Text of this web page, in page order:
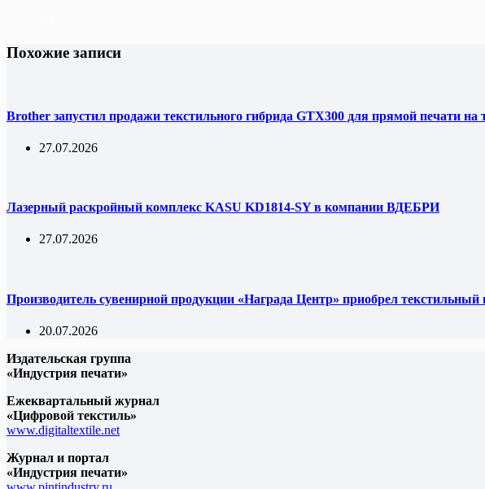
Похожие записи
Brother запустил продажи текстильного гибрида GTX300 для прямой печати на
27.07.2026
Лазерный раскройный комплекс KASU KD1814-SY в компании ВДЕБРИ
27.07.2026
Производитель сувенирной продукции «Награда Центр» приобрел
20.07.2026
Издательская группа
«Индустрия печати»
Ежеквартальный журнал
«Цифровой текстиль»
www.digitaltextile.net
Журнал и портал
«Индустрия печати»